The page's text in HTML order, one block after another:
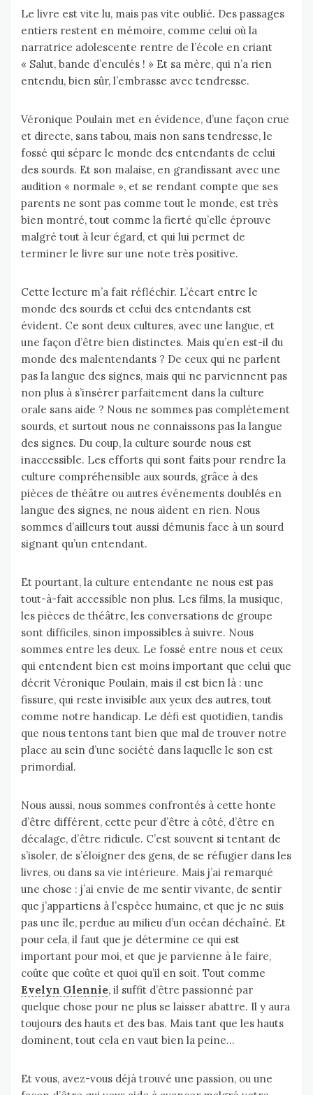
Le livre est vite lu, mais pas vite oublié. Des passages
entiers restent en mémoire, comme celui où la
narratrice adolescente rentre de l’école en criant
« Salut, bande d’enculés ! » Et sa mère, qui n’a rien
entendu, bien sûr, l’embrasse avec tendresse.
Véronique Poulain met en évidence, d’une façon crue
et directe, sans tabou, mais non sans tendresse, le
fossé qui sépare le monde des entendants de celui
des sourds. Et son malaise, en grandissant avec une
audition « normale », et se rendant compte que ses
parents ne sont pas comme tout le monde, est très
bien montré, tout comme la fierté qu’elle éprouve
malgré tout à leur égard, et qui lui permet de
terminer le livre sur une note très positive.
Cette lecture m’a fait réfléchir. L’écart entre le
monde des sourds et celui des entendants est
évident. Ce sont deux cultures, avec une langue, et
une façon d’être bien distinctes. Mais qu’en est-il du
monde des malentendants ? De ceux qui ne parlent
pas la langue des signes, mais qui ne parviennent pas
non plus à s’insérer parfaitement dans la culture
orale sans aide ? Nous ne sommes pas complètement
sourds, et surtout nous ne connaissons pas la langue
des signes. Du coup, la culture sourde nous est
inaccessible. Les efforts qui sont faits pour rendre la
culture compréhensible aux sourds, grâce à des
pièces de théâtre ou autres événements doublés en
langue des signes, ne nous aident en rien. Nous
sommes d’ailleurs tout aussi démunis face à un sourd
signant qu’un entendant.
Et pourtant, la culture entendante ne nous est pas
tout-à-fait accessible non plus. Les films, la musique,
les pièces de théâtre, les conversations de groupe
sont difficiles, sinon impossibles à suivre. Nous
sommes entre les deux. Le fossé entre nous et ceux
qui entendent bien est moins important que celui que
décrit Véronique Poulain, mais il est bien là : une
fissure, qui reste invisible aux yeux des autres, tout
comme notre handicap. Le défi est quotidien, tandis
que nous tentons tant bien que mal de trouver notre
place au sein d’une société dans laquelle le son est
primordial.
Nous aussi, nous sommes confrontés à cette honte
d’être différent, cette peur d’être à côté, d’être en
décalage, d’être ridicule. C’est souvent si tentant de
s’isoler, de s’éloigner des gens, de se réfugier dans les
livres, ou dans sa vie intérieure. Mais j’ai remarqué
une chose : j’ai envie de me sentir vivante, de sentir
que j’appartiens à l’espèce humaine, et que je ne suis
pas une île, perdue au milieu d’un océan déchaîné. Et
pour cela, il faut que je détermine ce qui est
important pour moi, et que je parvienne à le faire,
coûte que coûte et quoi qu’il en soit. Tout comme
Evelyn Glennie, il suffit d’être passionné par
quelque chose pour ne plus se laisser abattre. Il y aura
toujours des hauts et des bas. Mais tant que les hauts
dominent, tout cela en vaut bien la peine…
Et vous, avez-vous déjà trouvé une passion, ou une